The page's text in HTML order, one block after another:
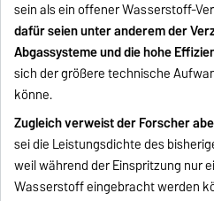
sein als ein offener Wasserstoff-
dafür seien unter anderem der
Abgassysteme und die hohe
sich der größere technische
könne.
Zugleich verweist der Forscher
sei die Leistungsdichte des
weil während der Einspritzung nur
Wasserstoff eingebracht werden